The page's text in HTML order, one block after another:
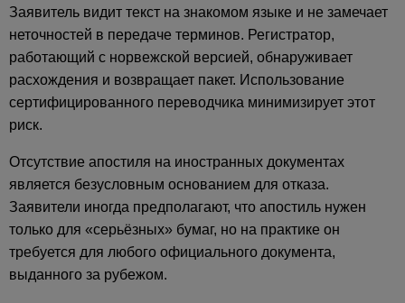
Заявитель видит текст на знакомом языке и не замечает
неточностей в передаче терминов. Регистратор,
работающий с норвежской версией, обнаруживает
расхождения и возвращает пакет. Использование
сертифицированного переводчика минимизирует этот
риск.
Отсутствие апостиля на иностранных документах
является безусловным основанием для отказа.
Заявители иногда предполагают, что апостиль нужен
только для «серьёзных» бумаг, но на практике он
требуется для любого официального документа,
выданного за рубежом.